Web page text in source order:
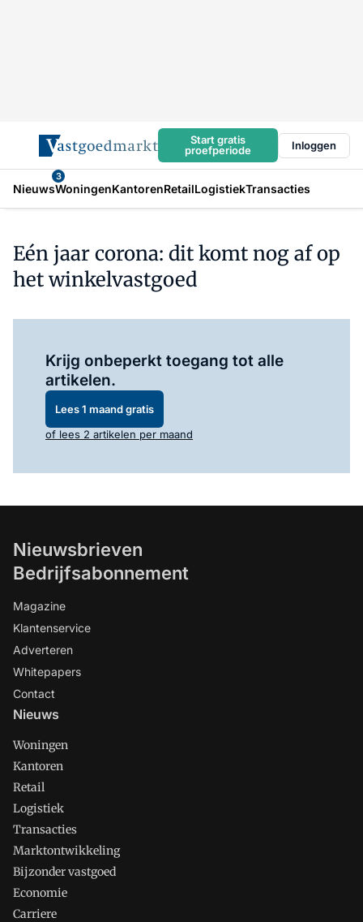
Start gratis
proefperiode
Inloggen
Nieuws
3
WoningenKantorenRetailLogistiekTransacties
Eén jaar corona: dit komt nog af op
het winkelvastgoed
Krijg onbeperkt toegang tot alle
artikelen.
Lees 1 maand gratis
of lees 2 artikelen per maand
Nieuwsbrieven
Bedrijfsabonnement
Magazine
Klantenservice
Adverteren
Whitepapers
Contact
Nieuws
Woningen
Kantoren
Retail
Logistiek
Transacties
Marktontwikkeling
Bijzonder vastgoed
Economie
Carriere